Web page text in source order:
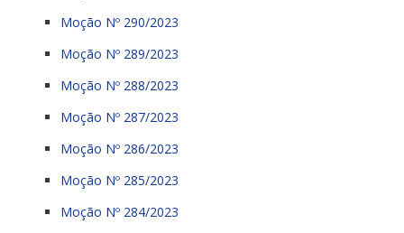
Moção Nº 290/2023
Moção Nº 289/2023
Moção Nº 288/2023
Moção Nº 287/2023
Moção Nº 286/2023
Moção Nº 285/2023
Moção Nº 284/2023